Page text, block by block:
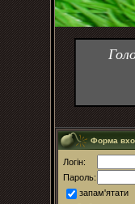
Форма
Логін:
Пароль:
запам'ятати